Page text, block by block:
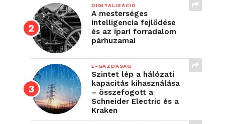
DIGITALIZÁCIÓ
A mesterséges
intelligencia fejlődése
és az ipari forradalom
párhuzamai
E-GAZDASÁG
Szintet lép a hálózati
kapacitás kihasználása
– összefogott a
Schneider Electric és a
Kraken